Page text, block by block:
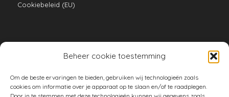
Beheer cookie toestemming
Om de beste ervaringen te bieden, gebruiken wij technologieën zoals
cookies om informatie over je apparaat op te slaan en/of te raadplegen.
Cookiebeleid (EU)
armoe keuken